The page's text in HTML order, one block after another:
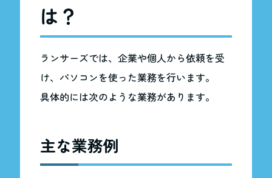
は？
ランサーズでは、企業や個人から依頼を受
け、パソコンを使った業務を行います。
具体的には次のような業務があります。
主な業務例